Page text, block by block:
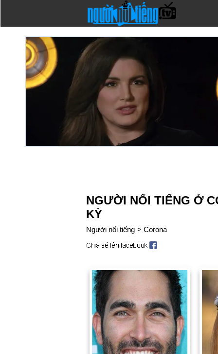
NGƯỜI NỔI TIẾNG Ở
KỲ
Người nổi tiếng > Corona